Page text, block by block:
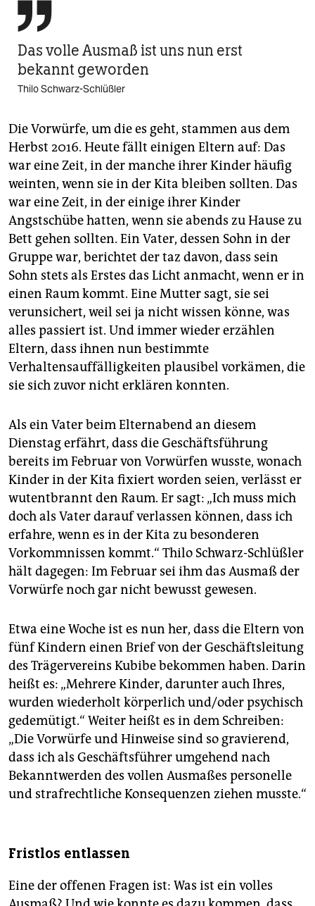

Das volle Ausmaß ist uns nun erst
bekannt geworden
Thilo Schwarz-Schlüßler
Die Vorwürfe, um die es geht, stammen aus dem
Herbst 2016. Heute fällt einigen Eltern auf: Das
war eine Zeit, in der manche ihrer Kinder häufig
weinten, wenn sie in der Kita bleiben sollten. Das
war eine Zeit, in der einige ihrer Kinder
Angstschübe hatten, wenn sie abends zu Hause zu
Bett gehen sollten. Ein Vater, dessen Sohn in der
Gruppe war, berichtet der taz davon, dass sein
Sohn stets als Erstes das Licht anmacht, wenn er in
einen Raum kommt. Eine Mutter sagt, sie sei
verunsichert, weil sei ja nicht wissen könne, was
alles passiert ist. Und immer wieder erzählen
Eltern, dass ihnen nun bestimmte
Verhaltensauffälligkeiten plausibel vorkämen, die
sie sich zuvor nicht erklären konnten.
Als ein Vater beim Elternabend an diesem
Dienstag erfährt, dass die Geschäftsführung
bereits im Februar von Vorwürfen wusste, wonach
Kinder in der Kita fixiert worden seien, verlässt er
wutentbrannt den Raum. Er sagt: „Ich muss mich
doch als Vater darauf verlassen können, dass ich
erfahre, wenn es in der Kita zu besonderen
Vorkommnissen kommt.“ Thilo Schwarz-Schlüßler
hält dagegen: Im Februar sei ihm das Ausmaß der
Vorwürfe noch gar nicht bewusst gewesen.
Etwa eine Woche ist es nun her, dass die Eltern von
fünf Kindern einen Brief von der Geschäftsleitung
des Trägervereins Kubibe bekommen haben. Darin
heißt es: „Mehrere Kinder, darunter auch Ihres,
wurden wiederholt körperlich und/oder psychisch
gedemütigt.“ Weiter heißt es in dem Schrei­ben:
„Die Vorwürfe und Hinweise sind so gravierend,
dass ich als Geschäftsführer umgehend nach
Bekanntwerden des vollen Ausmaßes personelle
und strafrechtliche Konsequenzen ziehen musste.“
Fristlos entlassen
Eine der offenen Fragen ist: Was ist ein volles